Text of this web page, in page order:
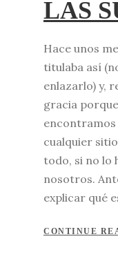
LAS
Hace unos
titulaba así
enlazarlo) y,
gracia
encontramos
cualquier
todo, si no lo
nosotros.
explicar qué
CONTINUE